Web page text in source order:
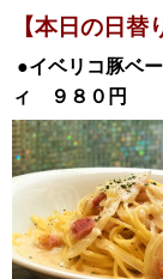
【本日の日替
●イベリコ豚ベ
ィ
９８０円